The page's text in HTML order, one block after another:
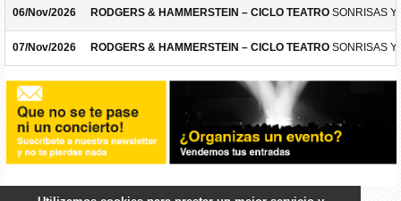
06/Nov/2026 RODGERS & HAMMERSTEIN – CICLO TEATRO SONRISAS Y
07/Nov/2026 RODGERS & HAMMERSTEIN – CICLO TEATRO SONRISAS Y